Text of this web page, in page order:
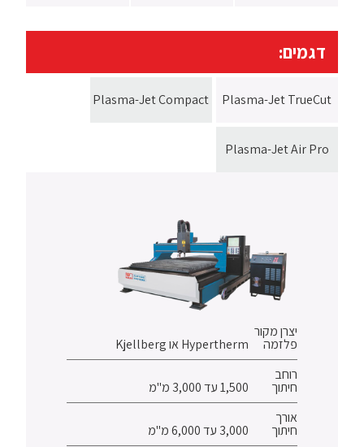
דגמים:
Plasma-Jet TrueCut
Plasma-Jet Compact
Plasma-Jet Air Pro
יצרן מקור
פלזמה
Hypertherm או Kjellberg
רוחב
חיתוך
1,500 עד 3,000 מ"מ
אורך
חיתוך
3,000 עד 6,000 מ"מ